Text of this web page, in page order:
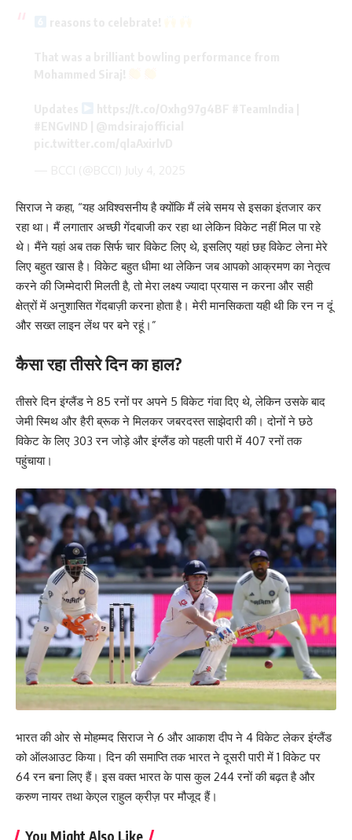
सिराज ने कहा, “यह अविश्वसनीय है क्योंकि मैं लंबे समय से इसका इंतजार कर
रहा था। मैं लगातार अच्छी गेंदबाजी कर रहा था लेकिन विकेट नहीं मिल पा रहे
थे। मैंने यहां अब तक सिर्फ चार विकेट लिए थे, इसलिए यहां छह विकेट लेना मेरे
लिए बहुत खास है। विकेट बहुत धीमा था लेकिन जब आपको आक्रमण का नेतृत्व
करने की जिम्मेदारी मिलती है, तो मेरा लक्ष्य ज्यादा प्रयास न करना और सही
क्षेत्रों में अनुशासित गेंदबाज़ी करना होता है। मेरी मानसिकता यही थी कि रन न दूं
और सख्त लाइन लेंथ पर बने रहूं।”
कैसा रहा तीसरे दिन का हाल?
तीसरे दिन इंग्लैंड ने 85 रनों पर अपने 5 विकेट गंवा दिए थे, लेकिन उसके बाद
जेमी स्मिथ और हैरी ब्रूक ने मिलकर जबरदस्त साझेदारी की। दोनों ने छठे
विकेट के लिए 303 रन जोड़े और इंग्लैंड को पहली पारी में 407 रनों तक
पहुंचाया।
भारत की ओर से मोहम्मद सिराज ने 6 और आकाश दीप ने 4 विकेट लेकर इंग्लैंड
को ऑलआउट किया। दिन की समाप्ति तक भारत ने दूसरी पारी में 1 विकेट पर
64 रन बना लिए हैं। इस वक्त भारत के पास कुल 244 रनों की बढ़त है और
करुण नायर तथा केएल राहुल क्रीज़ पर मौजूद हैं।
You Might Also Like